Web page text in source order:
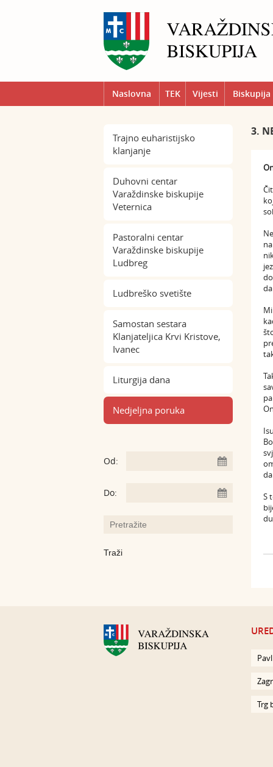
Naslovna TEK Vijesti Biskupija
Trajno euharistijsko
klanjanje
Duhovni centar
Varaždinske biskupije
Veternica
Pastoralni centar
Varaždinske biskupije
Ludbreg
Ludbreško svetište
Samostan sestara
Klanjateljica Krvi Kristove,
Ivanec
Liturgija dana
Nedjeljna poruka
Od:
Do:
3.
S
Trg